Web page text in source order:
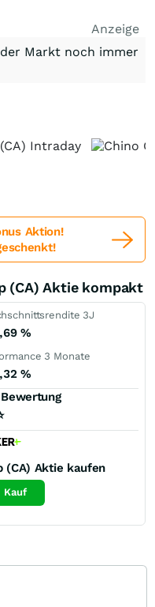
Anzeige
Markt noch immer
Aktion!
(CA) Aktie kompakt
3J
%
3 Monate
%
(CA) Aktie kaufen
Kauf